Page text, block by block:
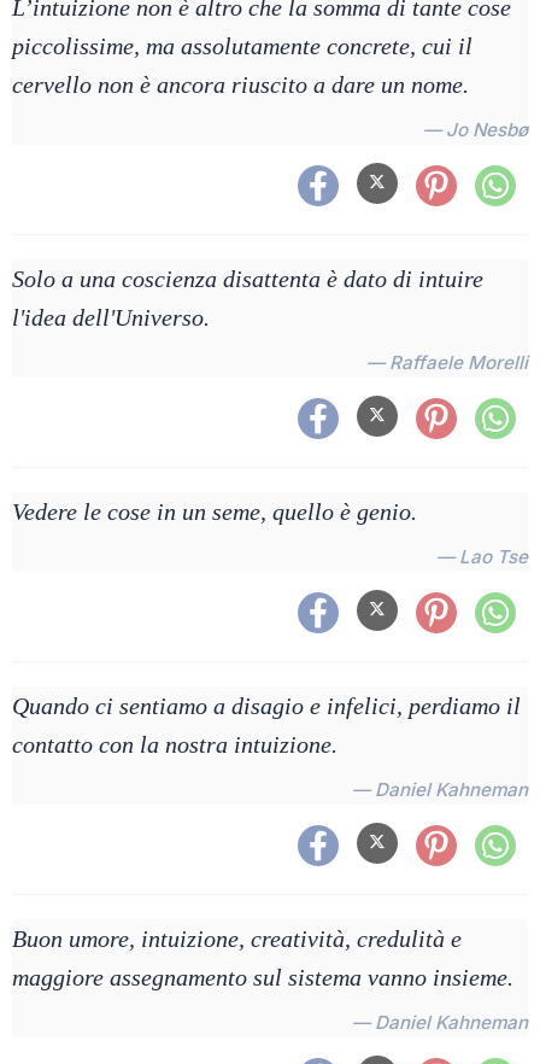
L’intuizione non è altro che la somma di tante cose
piccolissime, ma assolutamente concrete, cui il
cervello non è ancora riuscito a dare un nome.
— Jo Nesbø
Solo a una coscienza disattenta è dato di intuire
l'idea dell'Universo.
— Raffaele Morelli
Vedere le cose in un seme, quello è genio.
— Lao Tse
Quando ci sentiamo a disagio e infelici, perdiamo il
contatto con la nostra intuizione.
— Daniel Kahneman
Buon umore, intuizione, creatività, credulità e
maggiore assegnamento sul sistema vanno insieme.
— Daniel Kahneman